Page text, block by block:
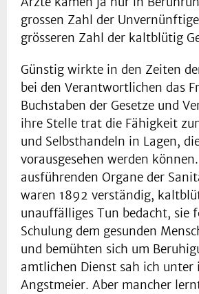
grossen Zahl der
grösseren Zahl der kaltblütig
Günstig wirkte in den Zeiten
bei den Verantwortlichen das
Buchstaben der Gesetze und
ihre Stelle trat die Fähigkeit
und Selbsthandeln in Lagen,
vorausgesehen werden
ausführenden Organe der
waren 1892 verständig,
unauffälliges Tun bedacht, sie
Schulung dem gesunden
und bemühten sich um
amtlichen Dienst sah ich unter
Angstmeier. Aber mancher